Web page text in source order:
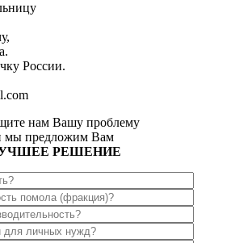
России.
нам Вашу проблему
мы предложим Вам
РЕШЕНИЕ